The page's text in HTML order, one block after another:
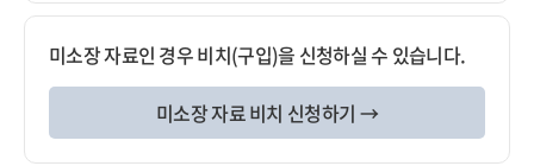
미소장 자료인 경우 비치(구입)을 신청하실 수 있습니다.
미소장 자료 비치 신청하기 →